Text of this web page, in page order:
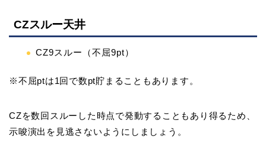
CZスルー天井
CZ9スルー（不屈9pt）
※不屈ptは1回で数pt貯まることもあります。
CZを数回スルーした時点で発動することもあり得るため、
示唆演出を見逃さないようにしましょう。